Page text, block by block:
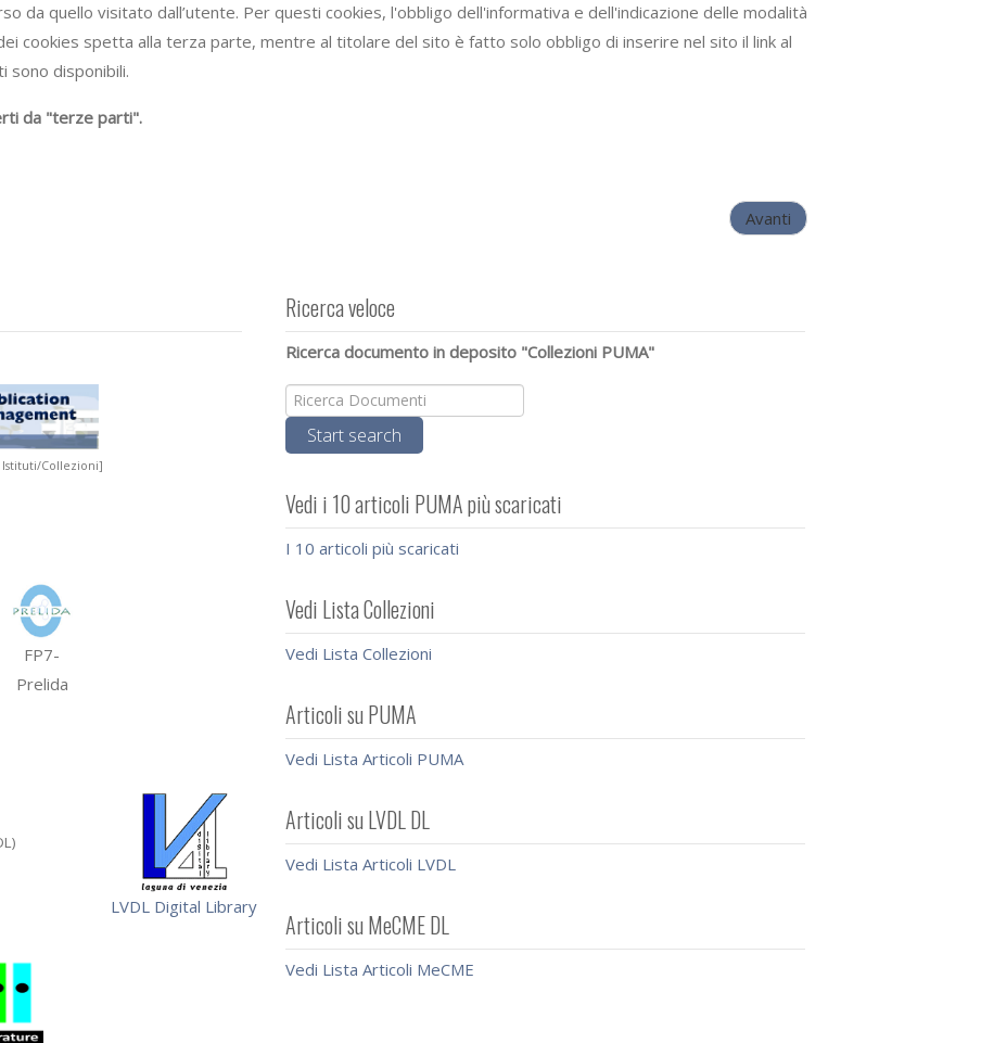
da quello visitato dall’utente. Per questi cookies, l'obbligo dell'informativa e dell'indicazione delle modalità
cookies spetta alla terza parte, mentre al titolare del sito è fatto solo obbligo di inserire nel sito il link al
sono disponibili.
da "terze parti".
Avanti
Collezioni]
FP7-
Prelida
LVDL Digital Library
Ricerca veloce
Ricerca documento in deposito "Collezioni PUMA"
Vedi i 10 articoli PUMA più scaricati
I 10 articoli più scaricati
Vedi Lista Collezioni
Vedi Lista Collezioni
Articoli su PUMA
Vedi Lista Articoli PUMA
Articoli su LVDL DL
Vedi Lista Articoli LVDL
Articoli su MeCME DL
Vedi Lista Articoli MeCME